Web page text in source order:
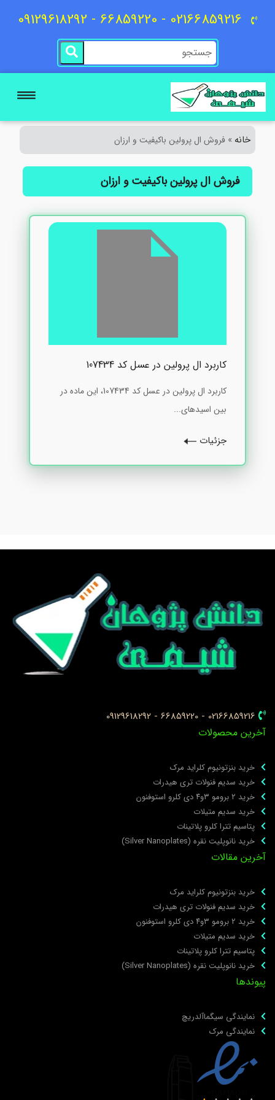
02166859216 - 66859220 - 09129618292
خانه»فروش ال پرولین باکیفیت و ارزان
فروش ال پرولین باکیفیت و ارزان
کاربرد ال پرولین در عسل کد 107434
کاربرد ال پرولین در عسل کد 107434، این ماده در
بین اسیدهای...
جزئیات
02166859216 - 66859220 - 09129618292
محصولات
خرید بنزتونیوم کلراید مرک
خرید سدیم فنولات تری هیدرات
خرید ۲ برومو ۳و۴ دی‌ کلرو استوفنون
خرید سدیم متیلات
پتاسیم تترا کلرو پلاتینات
خرید نانوپلیت نقره (Silver Nanoplates)
مقالات
خرید بنزتونیوم کلراید مرک
خرید سدیم فنولات تری هیدرات
خرید ۲ برومو ۳و۴ دی‌ کلرو استوفنون
خرید سدیم متیلات
پتاسیم تترا کلرو پلاتینات
خرید نانوپلیت نقره (Silver Nanoplates)
نمایندگی سیگماآلدریچ
نمایندگی مرک